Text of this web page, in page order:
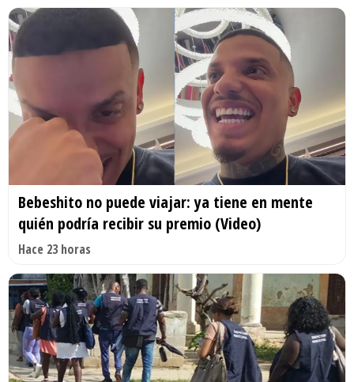
Bebeshito no puede viajar: ya tiene en mente
quién podría recibir su premio (Video)
Hace 23 horas